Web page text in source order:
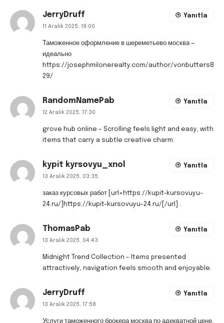
JerryDruff
11 Aralık 2025, 19:00
Таможенное оформление в шереметьево москва —
идеально
https://josephmilonerealty.com/author/vonbutters8
29/
Yanıtla
RandomNamePab
12 Aralık 2025, 17:30
grove hub online – Scrolling feels light and easy, with
items that carry a subtle creative charm.
Yanıtla
kypit kyrsovyu_xnol
13 Aralık 2025, 03:35
заказ курсовых работ [url=https://kupit-kursovuyu-
24.ru/]https://kupit-kursovuyu-24.ru/[/url] .
Yanıtla
ThomasPab
13 Aralık 2025, 04:43
Midnight Trend Collection – Items presented
attractively, navigation feels smooth and enjoyable.
Yanıtla
JerryDruff
13 Aralık 2025, 17:58
Услуги таможенного брокера москва по адекватной цене,
Yanıtla